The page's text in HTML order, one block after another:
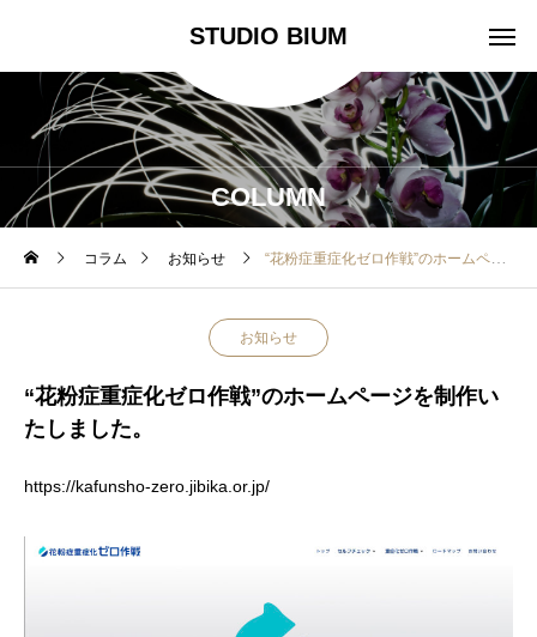
STUDIO BIUM
COLUMN
コラム お知らせ “花粉症重症化ゼロ作戦”のホームページを制作いたしました。
お知らせ
“花粉症重症化ゼロ作戦”のホームページを制作い
たしました。
https://kafunsho-zero.jibika.or.jp/